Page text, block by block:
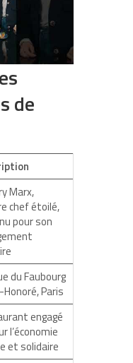
de
Marx,
chef étoilé,
pour son
du Faubourg
Paris
engagé
l’économie
et solidaire